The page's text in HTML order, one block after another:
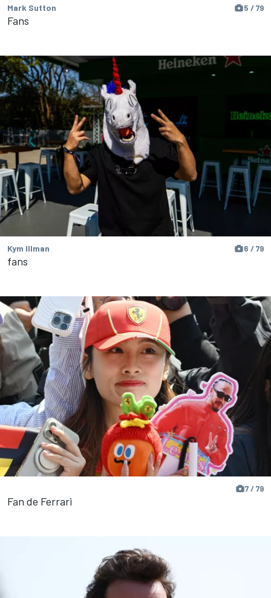
Mark Sutton 5 / 79
Fans
Kym Illman 6 / 79
fans
7 / 79
Fan de Ferrari